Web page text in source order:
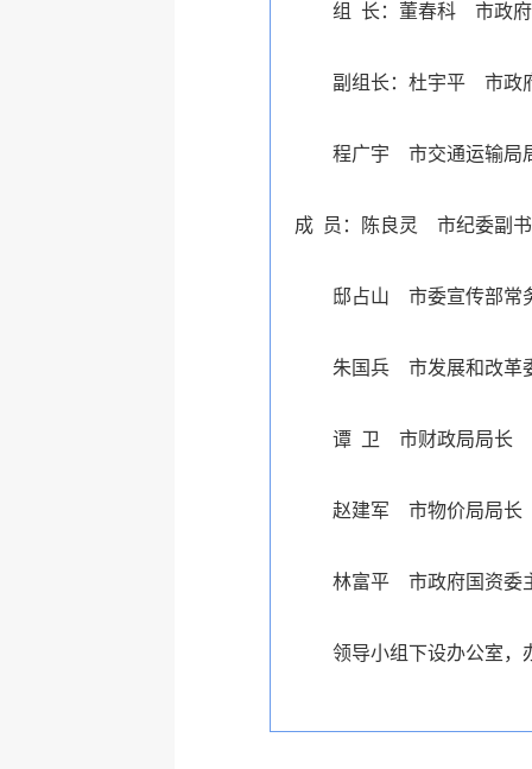
组 长：董春科 市政
副组长：杜宇平 市政
程广宇 市交通运输局
成 员： 陈良灵 市纪委副
邸占山 市委宣传部常
朱国兵 市发展和改革
谭 卫 市财政局局长
赵建军 市物价局局长
林富平 市政府国资委
领导小组下设办公室，办